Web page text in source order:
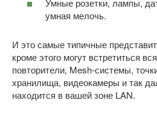
умная мелочь.
И это самые типичные
кроме этого могут встретиться
повторители, Mesh-системы,
хранилища, видеокамеры и так
находится в вашей зоне LAN.